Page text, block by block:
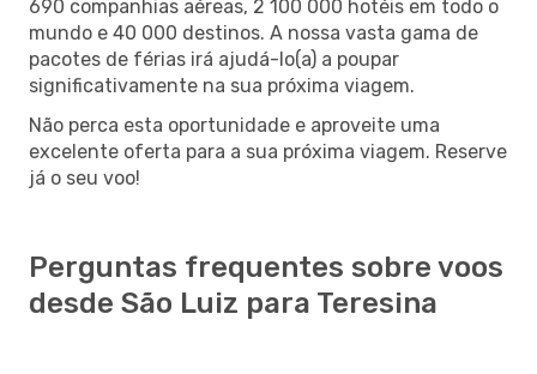
690 companhias aéreas, 2 100 000 hotéis em todo o
mundo e 40 000 destinos. A nossa vasta gama de
pacotes de férias irá ajudá-lo(a) a poupar
significativamente na sua próxima viagem.
Não perca esta oportunidade e aproveite uma
excelente oferta para a sua próxima viagem. Reserve
já o seu voo!
Perguntas frequentes sobre voos
desde São Luiz para Teresina